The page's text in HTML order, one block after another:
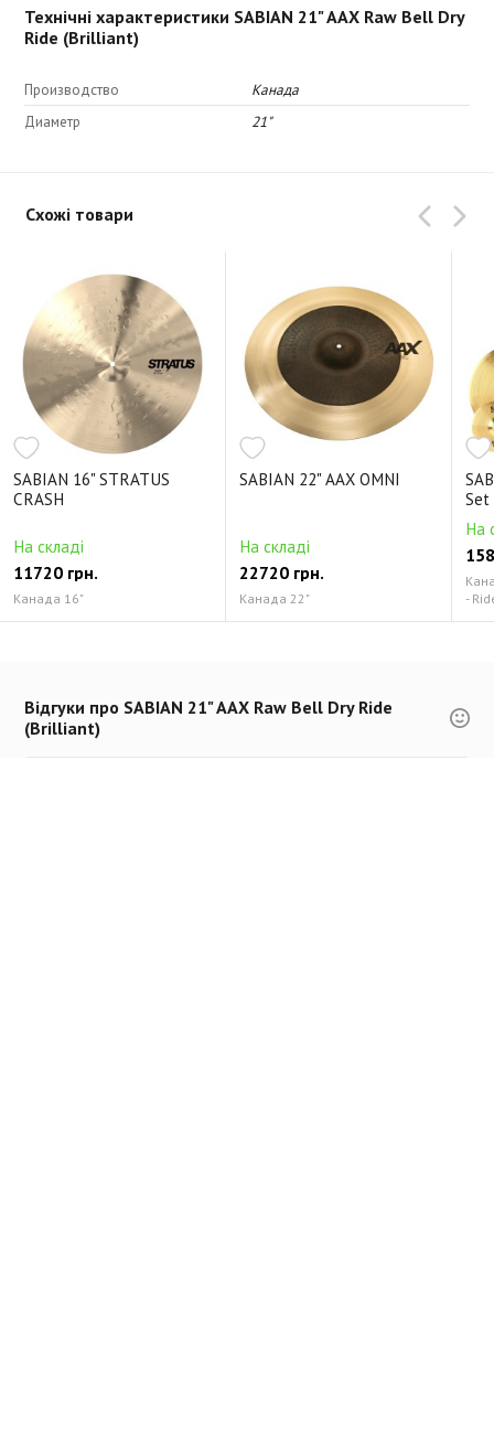
Технічні характеристики SABIAN 21" AAX Raw Bell Dry
Ride (Brilliant)
Производство
Канада
Диаметр
21"
Схожі товари
SABIAN 16" STRATUS
CRASH
На складі
11720 грн.
Канада 16"
SABIAN 22" AAX OMNI
На складі
22720 грн.
Канада 22"
Set
На
-
Відгуки про SABIAN 21" AAX Raw Bell Dry Ride
(Brilliant)